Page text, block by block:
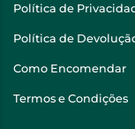
Política de
Política de
Como Encomendar
Termos e Condições